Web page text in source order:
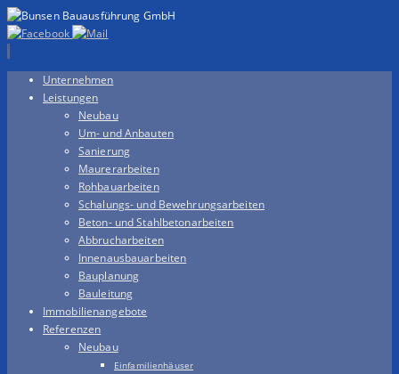
Inhalt
Unternehmen
Leistungen
Neubau
Um- und Anbauten
Sanierung
Maurerarbeiten
Rohbauarbeiten
Schalungs- und Bewehrungsarbeiten
Beton- und Stahlbetonarbeiten
Abbrucharbeiten
Innenausbauarbeiten
Bauplanung
Bauleitung
Immobilienangebote
Referenzen
Neubau
Einfamilienhäuser